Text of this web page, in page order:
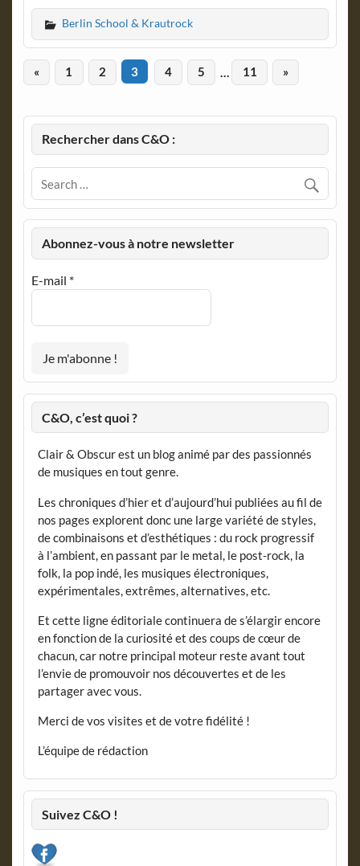
Berlin School & Krautrock
« 1 2 3 4 5 11 »
Rechercher dans C&O :
Abonnez-vous à notre newsletter
E-mail *
C&O, c’est quoi ?
Clair & Obscur est un blog animé par des passionnés
de musiques en tout genre.
Les chroniques d’hier et d’aujourd’hui publiées au fil de
nos pages explorent donc une large variété de styles,
de combinaisons et d’esthétiques : du rock progressif
à l’ambient, en passant par le metal, le post-rock, la
folk, la pop indé, les musiques électroniques,
expérimentales, extrêmes, alternatives, etc.
Et cette ligne éditoriale continuera de s’élargir encore
en fonction de la curiosité et des coups de cœur de
chacun, car notre principal moteur reste avant tout
l’envie de promouvoir nos découvertes et de les
partager avec vous.
Merci de vos visites et de votre fidélité !
L’équipe de rédaction
Suivez C&O !